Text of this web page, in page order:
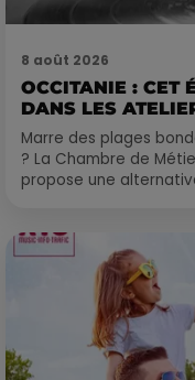
8 août 2026
OCCITANIE : CET
DANS LES
Marre des plages
? La Chambre de
propose une